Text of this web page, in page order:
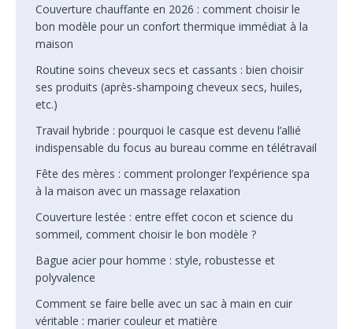
Couverture chauffante en 2026 : comment choisir le
bon modèle pour un confort thermique immédiat à la
maison
Routine soins cheveux secs et cassants : bien choisir
ses produits (après-shampoing cheveux secs, huiles,
etc.)
Travail hybride : pourquoi le casque est devenu l’allié
indispensable du focus au bureau comme en télétravail
Fête des mères : comment prolonger l’expérience spa
à la maison avec un massage relaxation
Couverture lestée : entre effet cocon et science du
sommeil, comment choisir le bon modèle ?
Bague acier pour homme : style, robustesse et
polyvalence
Comment se faire belle avec un sac à main en cuir
véritable : marier couleur et matière